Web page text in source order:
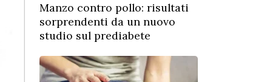
Manzo contro pollo: risultati
sorprendenti da un nuovo
studio sul prediabete